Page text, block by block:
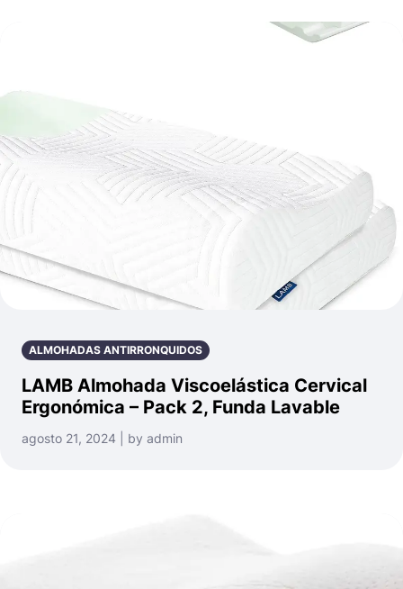
ALMOHADAS ANTIRRONQUIDOS
LAMB Almohada Viscoelástica Cervical
Ergonómica – Pack 2, Funda Lavable
agosto 21, 2024 | by admin